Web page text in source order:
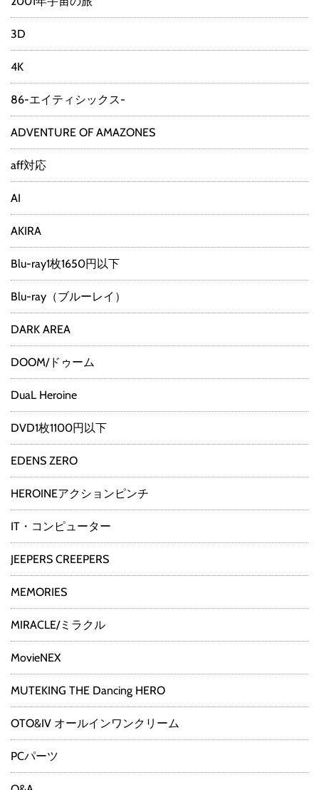
3D
4K
86-エイティシックス-
ADVENTURE OF AMAZONES
aff対応
AI
AKIRA
Blu-ray1枚1650円以下
Blu-ray（ブルーレイ）
DARK AREA
DOOM/ドゥーム
DuaL Heroine
DVD1枚1100円以下
EDENS ZERO
HEROINEアクションピンチ
IT・コンピューター
JEEPERS CREEPERS
MEMORIES
MIRACLE/ミラクル
MovieNEX
MUTEKING THE Dancing HERO
OTO&IV オールインワンクリーム
PCパーツ